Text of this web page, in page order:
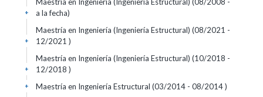
a la fecha)
+
Maestría en Ingeniería (Ingeniería Estructural) (08/2021 -
12/2021 )
+
Maestría en Ingeniería (Ingeniería Estructural) (10/2018 -
12/2018 )
+
Maestría en Ingeniería Estructural (03/2014 - 08/2014 )
+